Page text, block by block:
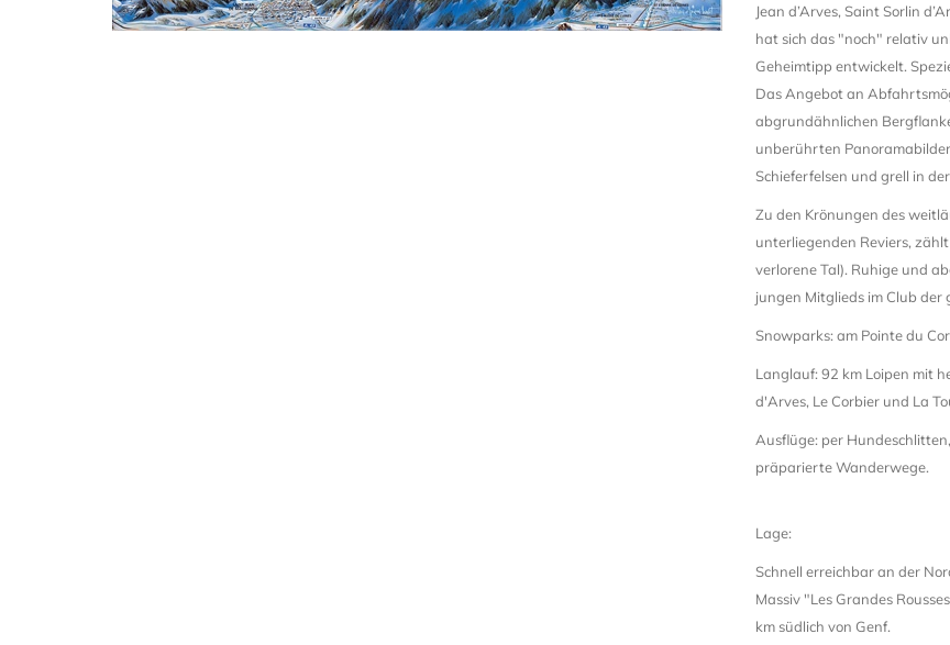
Jean d’Arves, Saint Sorlin
hat sich das "noch" relativ
Geheimtipp entwickelt.
Das Angebot an
abgrundähnlichen
unberührten
Schieferfelsen und grell in
Zu den Krönungen des
unterliegenden Reviers,
verlorene Tal). Ruhige und
jungen Mitglieds im Club der
Snowparks: am Pointe du
Langlauf: 92 km Loipen mit
d'Arves, Le Corbier und La
Ausflüge: per
präparierte Wanderwege.
Lage:
Schnell erreichbar an der
Massiv "Les Grandes
km südlich von Genf.